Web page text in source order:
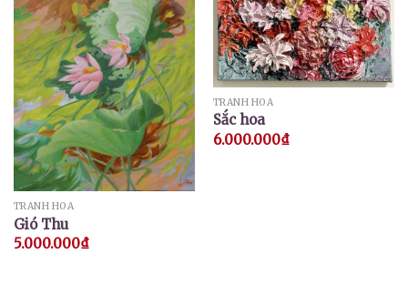
TRANH HOA
Gió Thu
5.000.000₫
TRANH HOA
Sắc hoa
6.000.000₫